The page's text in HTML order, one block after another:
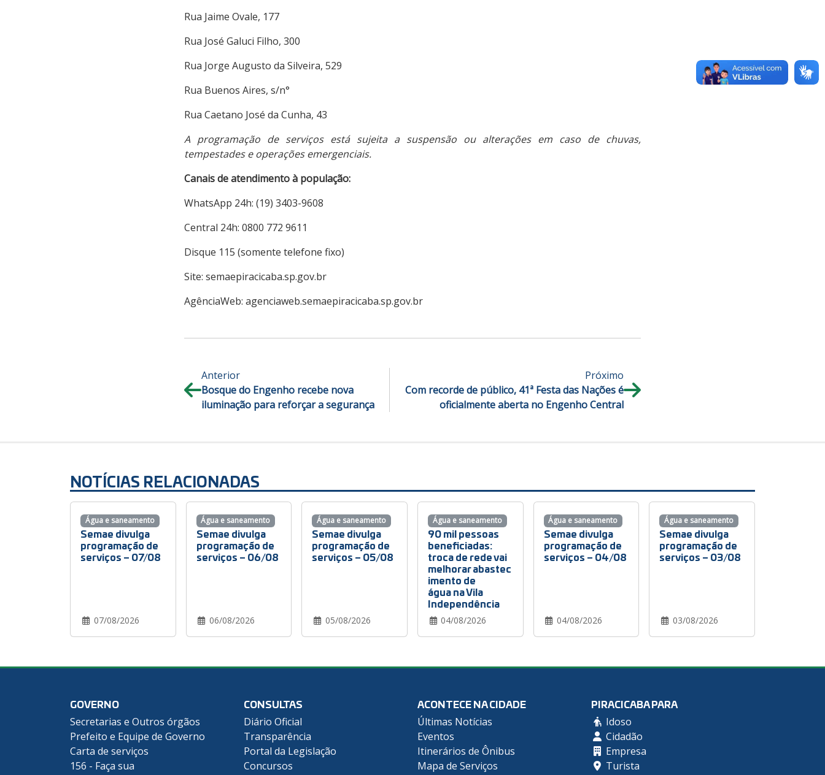
Rua Jaime Ovale, 177
Rua José Galuci Filho, 300
Rua Jorge Augusto da Silveira, 529
Rua Buenos Aires, s/n°
Rua Caetano José da Cunha, 43
A programação de serviços está sujeita a suspensão ou alterações em caso de chuvas,
tempestades e operações emergenciais.
Canais de atendimento à população:
WhatsApp 24h: (19) 3403-9608
Central 24h: 0800 772 9611
Disque 115 (somente telefone fixo)
Site: semaepiracicaba.sp.gov.br
AgênciaWeb: agenciaweb.semaepiracicaba.sp.gov.br
Anterior
Bosque do Engenho recebe nova
iluminação para reforçar a segurança
Próximo
Com recorde de público, 41ª Festa das Nações é
oficialmente aberta no Engenho Central
NOTÍCIAS RELACIONADAS
Semae divulga
programação de
serviços – 07/08
07/08/2026
Água e saneamento
Semae divulga
programação de
serviços – 06/08
06/08/2026
Água e saneamento
Semae divulga
programação de
serviços – 05/08
05/08/2026
Água e saneamento
90 mil pessoas
beneficiadas:
troca de rede vai
melhorar abastec
imento de
água na Vila
Independência
04/08/2026
Água e saneamento
Semae divulga
programação de
serviços – 04/08
04/08/2026
Água e saneamento
Semae divulga
programação de
serviços – 03/08
03/08/2026
Água e saneamento
GOVERNO
Secretarias e Outros órgãos
Prefeito e Equipe de Governo
Carta de serviços
156 - Faça sua
CONSULTAS
Diário Oficial
Transparência
Portal da Legislação
Concursos
ACONTECE NA CIDADE
Últimas Notícias
Eventos
Itinerários de Ônibus
Mapa de Serviços
PIRACICABA PARA
Idoso
Cidadão
Empresa
Turista